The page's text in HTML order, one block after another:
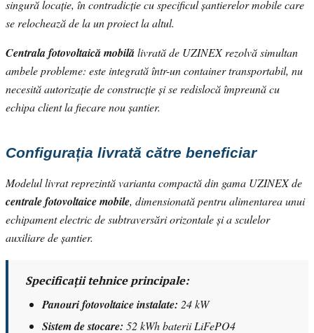
singură locație, în contradicție cu specificul șantierelor mobile care
se relochează de la un proiect la altul.
Centrala fotovoltaică mobilălivrată de UZINEX rezolvă simultan
ambele probleme: este integrată într-un container transportabil, nu
necesită autorizație de construcție și se redislocă împreună cu
echipa client la fiecare nou șantier.
Configurația livrată către beneficiar
Modelul livrat reprezintă varianta compactă din gama UZINEX de
centrale fotovoltaice mobile, dimensionată pentru alimentarea unui
echipament electric de subtraversări orizontale și a sculelor
auxiliare de șantier.
Specificații tehnice principale:
Panouri fotovoltaice instalate: 24 kW
Sistem de stocare: 52 kWh baterii LiFePO4